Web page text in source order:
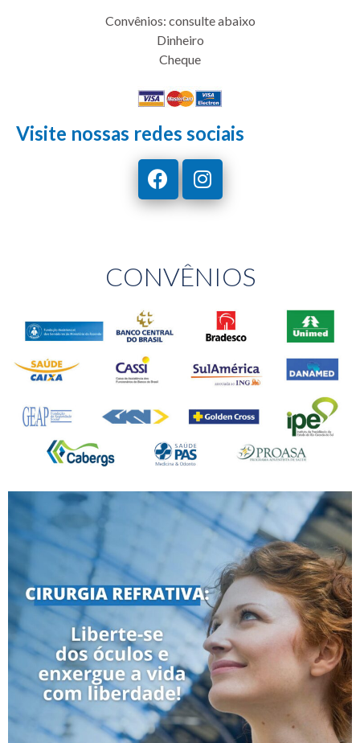
Convênios: consulte abaixo
Dinheiro
Cheque
Visite nossas redes sociais
CONVÊNIOS